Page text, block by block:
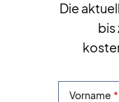
Die
bis
Vorname